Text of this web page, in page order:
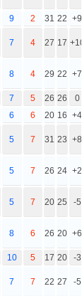
9 2 31 22 +9
7 4 27 17 +10
8 4 29 22 +7
7 5 26 26
0
6 6 20 16 +4
5 7 31 23 +8
5 7 26 24 +2
5 7 20 25 -5
8 6 26 20 +6
10 5 17 20 -3
7 7 22 27 -5